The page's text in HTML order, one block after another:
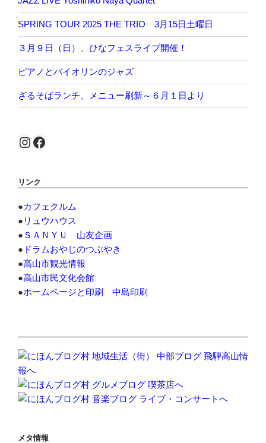
SPRING TOUR 2025 THE TRIO 3月15日土曜日
３月９日（日）、ひなフェスライブ開催！
ピアノとバイオリンのジャズ
ざるそばランチ、メニュー刷新～６月１日より
Instagram
Facebook
リンク
●カフェクルム
● リュウハウス
● ＳＡＮＹＵ 山友企画
● ドラムおやじのつぶやき
●高山市観光情報
●高山市民文化会館
●ホームページと印刷 中島印刷
メタ情報